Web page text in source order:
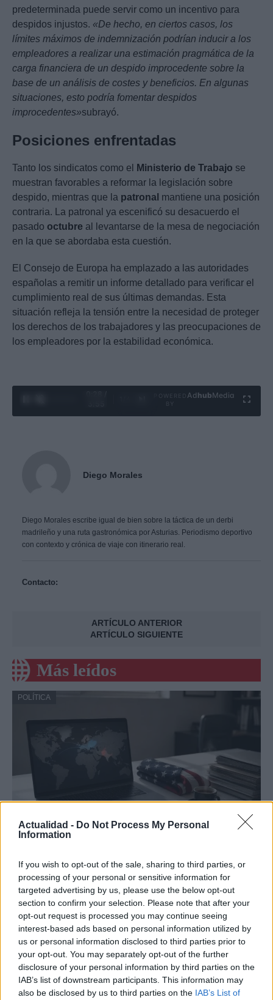
Actualidad - Do Not Process My Personal
Information
If you wish to opt-out of the sale, sharing to third parties, or
processing of your personal or sensitive information for
targeted advertising by us, please use the below opt-out
section to confirm your selection. Please note that after your
opt-out request is processed you may continue seeing
interest-based ads based on personal information utilized by
us or personal information disclosed to third parties prior to
your opt-out. You may separately opt-out of the further
disclosure of your personal information by third parties on the
IAB’s list of downstream participants. This information may
also be disclosed by us to third parties on the IAB’s List of
predeterminada puede servir como un incentivo para
despidos injustos. «De hecho, en ciertos casos, los
límites máximos de indemnización podrían inducir a los
empleadores a realizar una estimación pragmática de la
carga financiera de un despido improcedente sobre la
base de un análisis de costes y beneficios. En algunas
situaciones, esto podría fomentar despidos
improcedentes»subrayó.
Posiciones enfrentadas
Tanto los sindicatos como el Ministerio de Trabajo se
muestran favorables a reformar la legislación sobre
despido, mientras que la patronal mantiene una posición
contraria. La patronal ya escenificó su desacuerdo el
pasado octubre al levantarse de la mesa de negociación
en la que se abordaba esta cuestión.
El Consejo de Europa ha emplazado a las autoridades
españolas a remitir un informe detallado para verificar el
cumplimiento real de sus últimas demandas. Esta
situación refleja la tensión entre la necesidad de proteger
los derechos de los trabajadores y las preocupaciones de
los empleadores por la estabilidad económica.
Ad hubMedia
Diego Morales
Diego Morales escribe igual de bien sobre la táctica de un derbi
madrileño y una ruta gastronómica por Asturias. Periodismo deportivo
con contexto y crónica de viaje con itinerario real.
Contacto:
ARTÍCULO ANTERIOR
ARTÍCULO SIGUIENTE
Más leídos
POLÍTICA
está cambiando las posturas de sus
seguidores más cercanos
La política exterior de Donald Trump, especialmente en…